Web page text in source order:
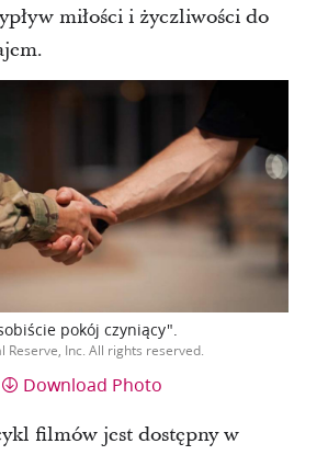
miłości i życzliwości do
pokój czyniący".
Reserve, Inc. All rights reserved.
Download Photo
filmów jest dostępny w